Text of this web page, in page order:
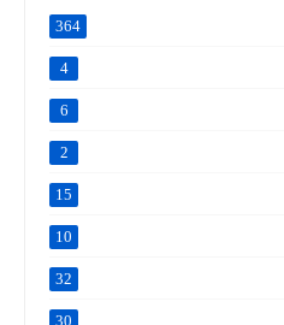
364
4
6
2
15
10
32
30